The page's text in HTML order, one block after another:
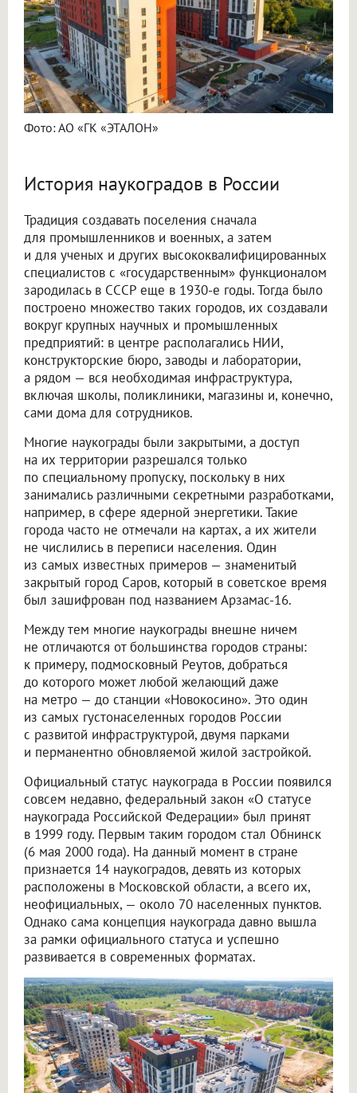
Фото: АО «ГК «ЭТАЛОН»
История наукоградов в России
Традиция создавать поселения сначала
для промышленников и военных, а затем
и для ученых и других высококвалифицированных
специалистов с «государственным» функционалом
зародилась в СССР еще в 1930-е годы. Тогда было
построено множество таких городов, их создавали
вокруг крупных научных и промышленных
предприятий: в центре располагались НИИ,
конструкторские бюро, заводы и лаборатории,
а рядом — вся необходимая инфраструктура,
включая школы, поликлиники, магазины и, конечно,
сами дома для сотрудников.
Многие наукограды были закрытыми, а доступ
на их территории разрешался только
по специальному пропуску, поскольку в них
занимались различными секретными разработками,
например, в сфере ядерной энергетики. Такие
города часто не отмечали на картах, а их жители
не числились в переписи населения. Один
из самых известных примеров — знаменитый
закрытый город Саров, который в советское время
был зашифрован под названием Арзамас-16.
Между тем многие наукограды внешне ничем
не отличаются от большинства городов страны:
к примеру, подмосковный Реутов, добраться
до которого может любой желающий даже
на метро — до станции «Новокосино». Это один
из самых густонаселенных городов России
с развитой инфраструктурой, двумя парками
и перманентно обновляемой жилой застройкой.
Официальный статус наукограда в России появился
совсем недавно, федеральный закон «О статусе
наукограда Российской Федерации» был принят
в 1999 году. Первым таким городом стал Обнинск
(6 мая 2000 года). На данный момент в стране
признается 14 наукоградов, девять из которых
расположены в Московской области, а всего их,
неофициальных, — около 70 населенных пунктов.
Однако сама концепция наукограда давно вышла
за рамки официального статуса и успешно
развивается в современных форматах.